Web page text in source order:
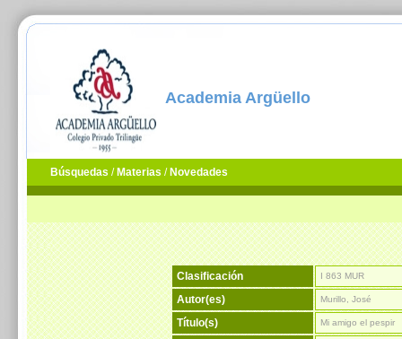
Academia Argüello
Búsquedas / Materias / Novedades
Clasificación I 863 MUR
Autor(es) Murillo, José
Título(s) Mi amigo el pespir